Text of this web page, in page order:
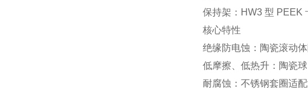
保持架：HW3 型 PEEK
核心特性
绝缘防电蚀：陶瓷滚动
低摩擦、低热升：陶瓷
耐腐蚀：不锈钢套圈适